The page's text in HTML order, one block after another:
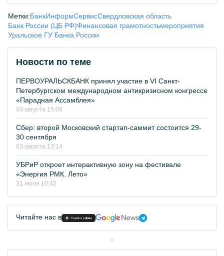
Метки:БанкИнформСервисСвердловская область
Банк России (ЦБ РФ)Финансовая грамотностьмероприятия
Уральское ГУ Банка России
Новости по теме
ПЕРВОУРАЛЬСКБАНК принял участие в VI Санкт-
Петербургском международном антикризисном конгрессе
«Парадная Ассамблея»
03 августа 15:08
Сбер: второй Московский стартап-саммит состоится 29-
30 сентября
03 августа 13:14
УБРиР откроет интерактивную зону на фестивале
«Энергия РМК. Лето»
31 июля 10:42
Читайте нас в